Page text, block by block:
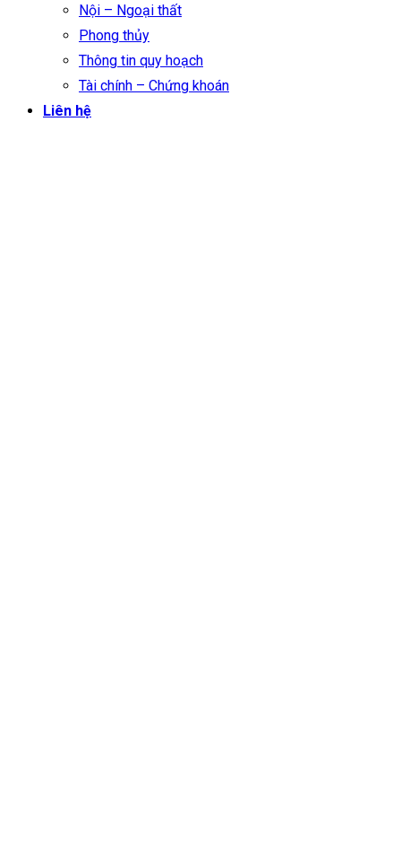
Nội – Ngoại thất
Phong thủy
Thông tin quy hoạch
Tài chính – Chứng khoán
Liên hệ